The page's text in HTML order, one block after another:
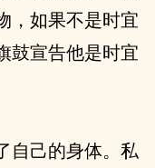
，如果不是时宜
鼓宣告他是时宜
自己的身体。私